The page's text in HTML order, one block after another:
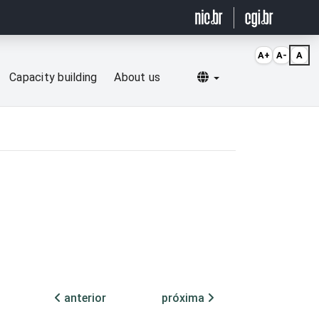
Capacity building About us Selecionar idioma
anterior próxima
A+ A- A